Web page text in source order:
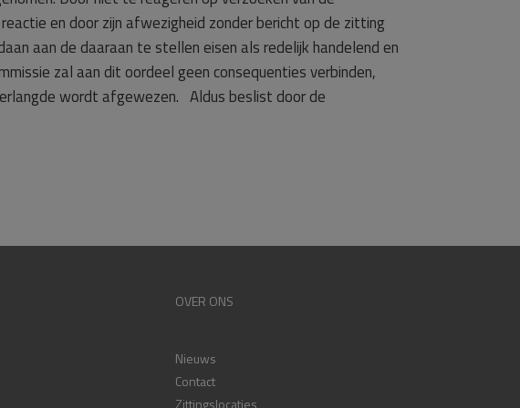
en door zijn afwezigheid zonder bericht op de zitting
aan de daaraan te stellen eisen als redelijk handelend en
zal aan dit oordeel geen consequenties verbinden,
wordt afgewezen. Aldus beslist door de
OVER ONS
Nieuws
Contact
Zittingslocaties